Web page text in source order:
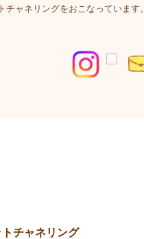
ャネリングをおこなっています。
チャネリング